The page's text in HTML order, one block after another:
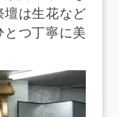
壇は生花など
とつ丁寧に美